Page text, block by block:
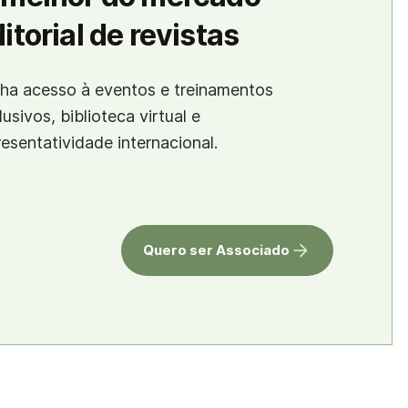
de revistas
acesso à eventos e treinamentos
biblioteca virtual e
internacional.
Quero ser Associado